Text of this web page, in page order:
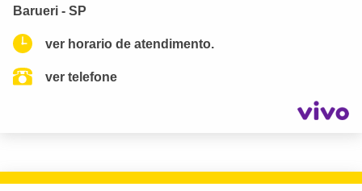
Barueri - SP
ver horario de atendimento.
ver telefone